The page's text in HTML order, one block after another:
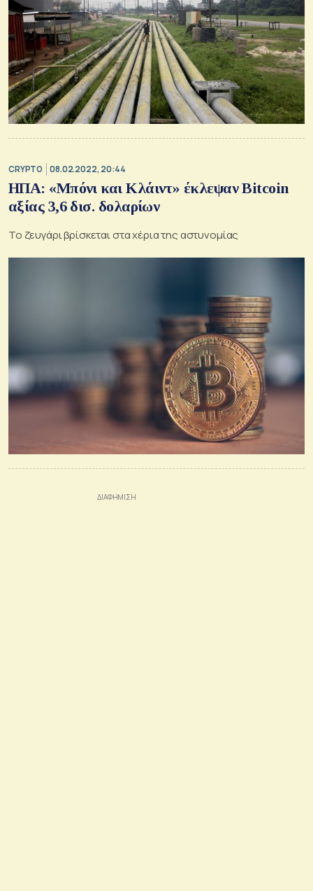
CRYPTO 08.02.2022, 20:44
ΗΠΑ: «Μπόνι και Κλάιντ» έκλεψαν Βitcoin
αξίας 3,6 δισ. δολαρίων
Το ζευγάρι βρίσκεται στα χέρια της αστυνομίας